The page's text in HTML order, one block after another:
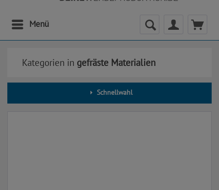
Menü
Kategorien in gefräste Materialien
Schnellwahl